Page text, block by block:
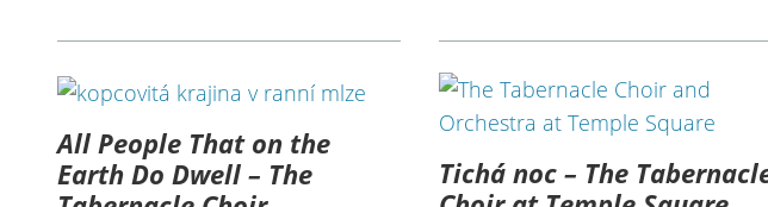
All People That on the
Earth Do Dwell – The
Tichá noc – The